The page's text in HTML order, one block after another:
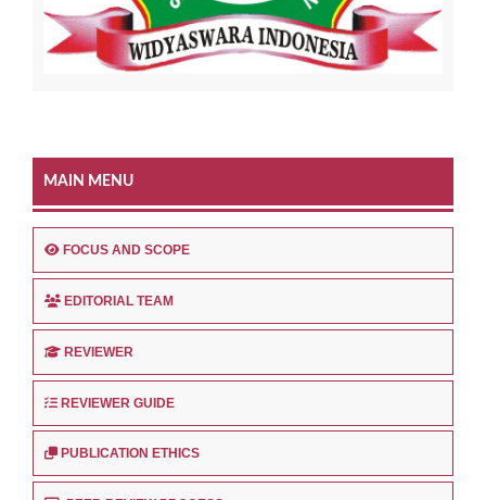
MAIN MENU
FOCUS AND SCOPE
EDITORIAL TEAM
REVIEWER
REVIEWER GUIDE
PUBLICATION ETHICS